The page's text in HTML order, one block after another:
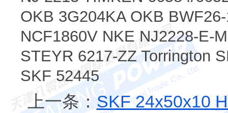
OKB 3G204KA OKB
NCF1860V NKE NJ2228-E-
STEYR 6217-ZZ Torrington
SKF 52445
上一条：SKF 24x50x10